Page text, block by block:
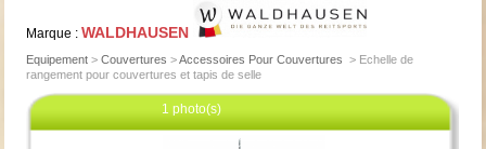
Marque :WALDHAUSEN
Equipement > Couvertures > Accessoires Pour Couvertures > Echelle de
rangement pour couvertures et tapis de selle
1 photo(s)